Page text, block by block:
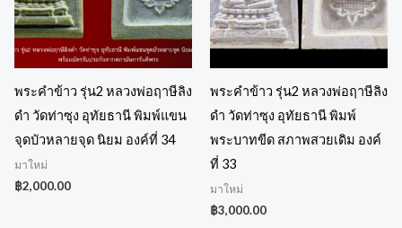
พระคำข้าว รุ่น2 หลวงพ่อฤาษีลิง
ดำ วัดท่าซุง อุทัยธานี พิมพ์แขน
จุดบัวหลายจุด นิยม องค์ที่ 34
มาใหม่
฿2,000.00
พระคำข้าว รุ่น2 หลวงพ่อฤาษีลิง
ดำ วัดท่าซุง อุทัยธานี พิมพ์
พระบาทขีด สภาพสวยเดิม องค์
ที่ 33
มาใหม่
฿3,000.00